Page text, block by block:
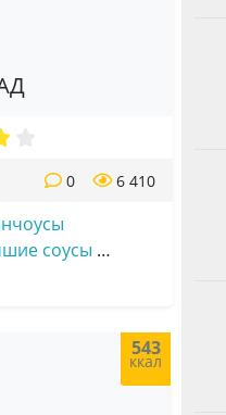
6 410
0
соусы …
543
ккал